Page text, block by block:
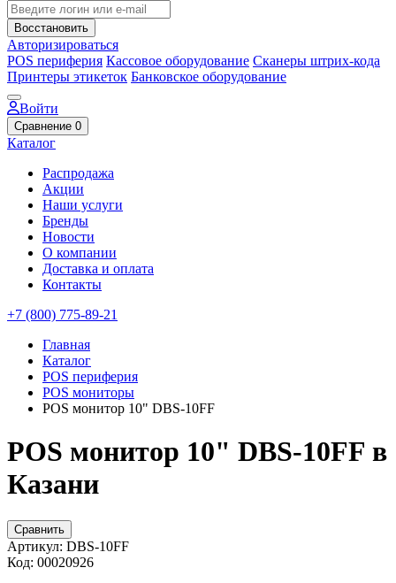
Восстановить
Авторизироваться
POS периферия Кассовое оборудование Сканеры штрих-кода
Принтеры этикеток Банковское оборудование
Войти
Сравнение 0
Каталог
Распродажа
Акции
Наши услуги
Бренды
Новости
О компании
Доставка и оплата
Контакты
+7 (800) 775-89-21
Главная
Каталог
POS периферия
POS мониторы
POS монитор 10" DBS-10FF
POS монитор 10" DBS-10FF в
Казани
Сравнить
Артикул: DBS-10FF
Код: 00020926